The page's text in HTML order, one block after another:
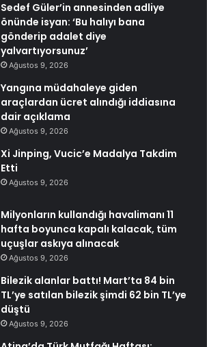
Sedef Güler’in annesinden adliye
önünde isyan: ‘Bu halıyı bana
gönderip adalet diye
yalvartıyorsunuz’
Ağustos 9, 2026
Yangına müdahaleye giden
araçlardan ücret alındığı iddiasına
dair açıklama
Ağustos 9, 2026
Xi Jinping, Vucic’e Madalya Takdim
Etti
Ağustos 9, 2026
Milyonların kullandığı havalimanı 11
hafta boyunca kapalı kalacak, tüm
uçuşlar askıya alınacak
Ağustos 9, 2026
Bilezik alanlar battı! Mart’ta 84 bin
TL’ye satılan bilezik şimdi 62 bin TL’ye
düştü
Ağustos 9, 2026